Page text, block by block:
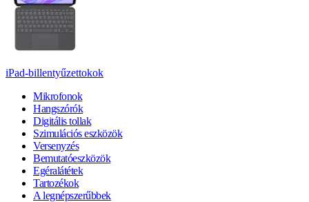
iPad-billentyűzettokok
Mikrofonok
Hangszórók
Digitális tollak
Szimulációs eszközök
Versenyzés
Bemutatóeszközök
Egéralátétek
Tartozékok
A legnépszerűbbek